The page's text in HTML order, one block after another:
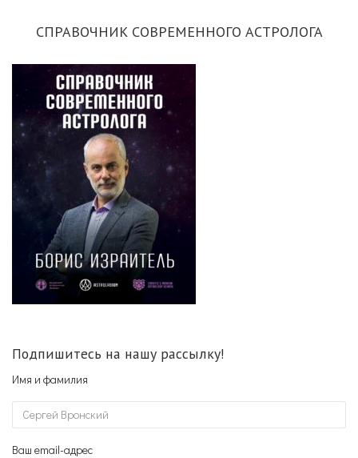
СПРАВОЧНИК СОВРЕМЕННОГО АСТРОЛОГА
Подпишитесь на нашу рассылку!
Имя и фамилия
Ваш email-адрес